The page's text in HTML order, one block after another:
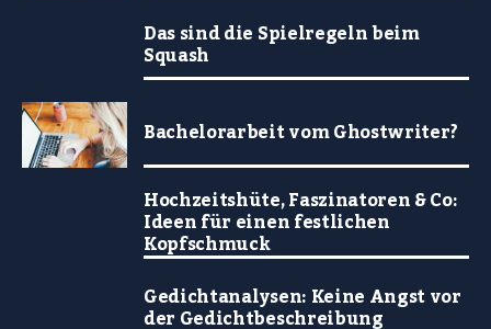
Das sind die Spielregeln beim
Squash
Bachelorarbeit vom Ghostwriter?
Hochzeitshüte, Faszinatoren & Co:
Ideen für einen festlichen
Kopfschmuck
Gedichtanalysen: Keine Angst vor
der Gedichtbeschreibung